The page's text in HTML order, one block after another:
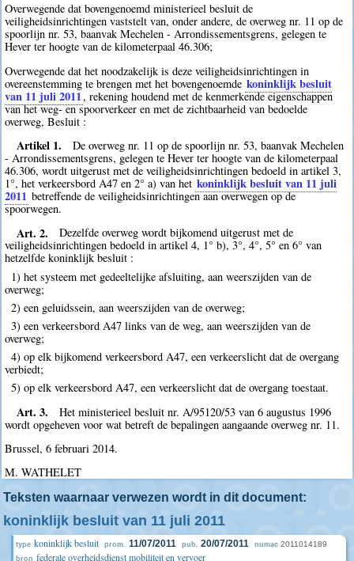
Overwegende dat bovengenoemd ministerieel besluit de
veiligheidsinrichtingen vaststelt van, onder andere, de overweg nr. 11 op de
spoorlijn nr. 53, baanvak Mechelen - Arrondissementsgrens, gelegen te
Hever ter hoogte van de kilometerpaal 46.306;
Overwegende dat het noodzakelijk is deze veiligheidsinrichtingen in
overeenstemming te brengen met het bovengenoemde koninklijk besluit
van 11 juli 2011, rekening houdend met de kenmerkende eigenschappen
van het weg- en spoorverkeer en met de zichtbaarheid van bedoelde
overweg, Besluit :
Artikel 1.
De overweg nr. 11 op de spoorlijn nr. 53, baanvak Mechelen
- Arrondissementsgrens, gelegen te Hever ter hoogte van de kilometerpaal
46.306, wordt uitgerust met de veiligheidsinrichtingen bedoeld in artikel 3,
1°, het verkeersbord A47 en 2° a) van het koninklijk besluit van 11 juli
2011 betreffende de veiligheidsinrichtingen aan overwegen op de
spoorwegen.
Art. 2.
Dezelfde overweg wordt bijkomend uitgerust met de
veiligheidsinrichtingen bedoeld in artikel 4, 1° b), 3°, 4°, 5° en 6° van
hetzelfde koninklijk besluit :
1) het systeem met gedeeltelijke afsluiting, aan weerszijden van de
overweg;
2) een geluidssein, aan weerszijden van de overweg;
3) een verkeersbord A47 links van de weg, aan weerszijden van de
overweg;
4) op elk bijkomend verkeersbord A47, een verkeerslicht dat de overgang
verbiedt;
5) op elk verkeersbord A47, een verkeerslicht dat de overgang toestaat.
Art. 3.
Het ministerieel besluit nr. A/95120/53 van 6 augustus 1996
wordt opgeheven voor wat betreft de bepalingen aangaande overweg nr. 11.
Brussel, 6 februari 2014.
M. WATHELET
Teksten waarnaar verwezen wordt in dit document:
koninklijk besluit van 11 juli 2011
type koninklijk besluit prom. 11/07/2011 pub. 20/07/2011 numac 2011014189
bron federale overheidsdienst mobiliteit en vervoer